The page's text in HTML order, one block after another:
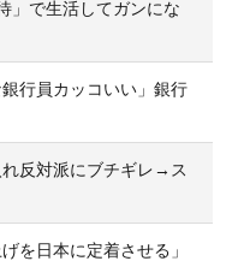
」で生活してガンにな
行員カッコいい」銀行
れ反対派にブチギレ→ス
を日本に定着させる」